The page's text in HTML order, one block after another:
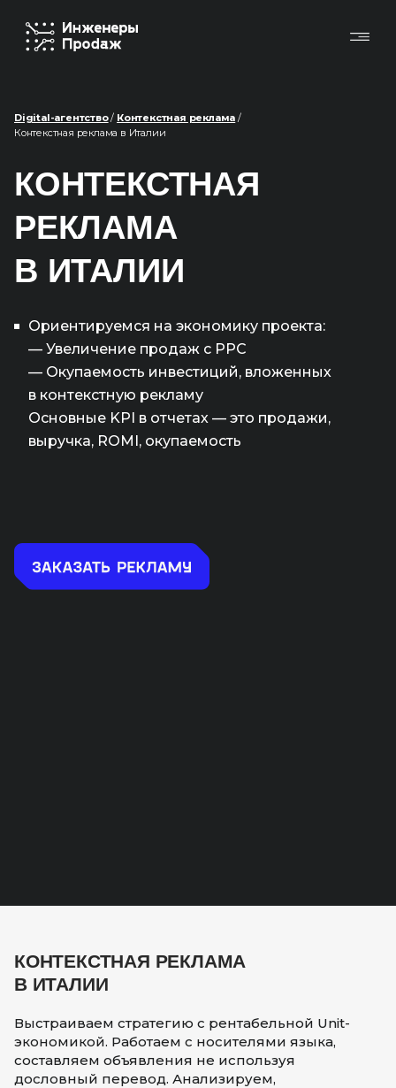
КОНТЕКСТНАЯ
РЕКЛАМА
В ИТАЛИИ
Ориентируемся на экономику проекта:
— Увеличение продаж с PPC
— Окупаемость инвестиций, вложенных
в контекстную рекламу
Основные KPI в отчетах — это продажи,
выручка, ROMI, окупаемость
Digital-агентство / Контекстная реклама /
Контекстная реклама в Италии
КОНТЕКСТНАЯ РЕКЛАМА
В ИТАЛИИ
Выстраиваем стратегию с рентабельной Unit-
экономикой. Работаем с носителями языка,
составляем объявления не используя
дословный перевод. Анализируем,